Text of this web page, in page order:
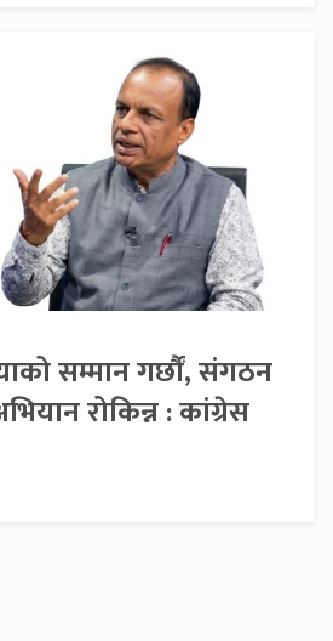
सम्मान गर्छौं, संगठन
रोकिन्न : कांग्रेस